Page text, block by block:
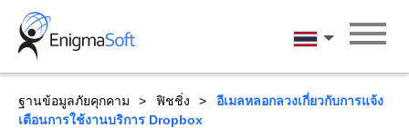
Skip
content
ภาษาไทย
ฐานข้อมูลภัยคุกคาม ฟิชชิ่ง
อีเมลหลอกลวงเกี่ยวกับการแจ้ง
เตือนการใช้งานบริการ Dropbox